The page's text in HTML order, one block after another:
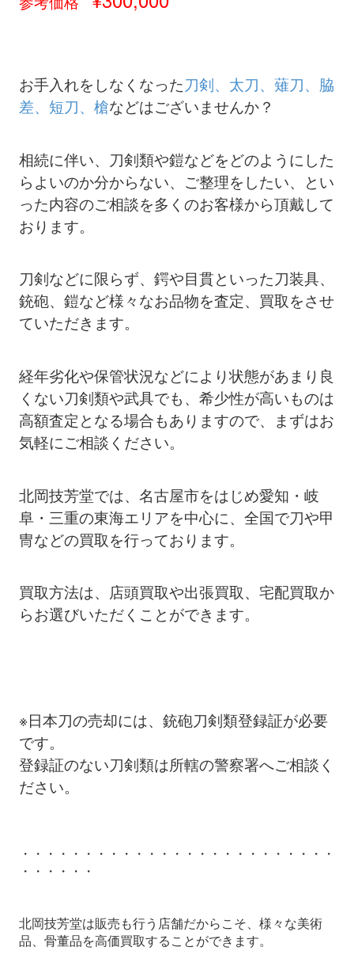
お手入れをしなくなった刀剣、太刀、薙刀、脇
差、短刀、槍などはございませんか？
相続に伴い、刀剣類や鎧などをどのようにした
らよいのか分からない、ご整理をしたい、とい
った内容のご相談を多くのお客様から頂戴して
おります。
刀剣などに限らず、鍔や目貫といった刀装具、
銃砲、鎧など様々なお品物を査定、買取をさせ
ていただきます。
経年劣化や保管状況などにより状態があまり良
くない刀剣類や武具でも、希少性が高いものは
高額査定となる場合もありますので、まずはお
気軽にご相談ください。
北岡技芳堂では、名古屋市をはじめ愛知・岐
阜・三重の東海エリアを中心に、全国で刀や甲
冑などの買取を行っております。
買取方法は、店頭買取や出張買取、宅配買取か
らお選びいただくことができます。
※日本刀の売却には、銃砲刀剣類登録証が必要
です。
登録証のない刀剣類は所轄の警察署へご相談く
ださい。
・・・・・・・・・・・・・・・・・・・・・・・・・
・・・・・・
北岡技芳堂は販売も行う店舗だからこそ、様々な美術
品、骨董品を高価買取することができます。